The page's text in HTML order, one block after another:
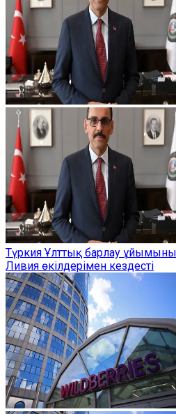
Түркия Ұлттық барлау
Ливия өкілдерімен кездесті